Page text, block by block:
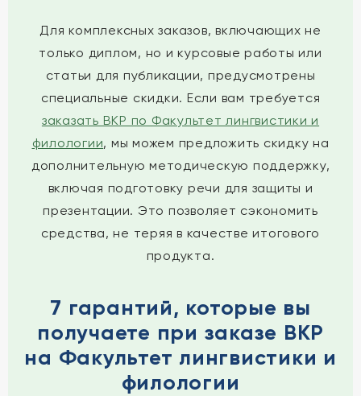
Для комплексных заказов, включающих не
только диплом, но и курсовые работы или
статьи для публикации, предусмотрены
специальные скидки. Если вам требуется
заказать ВКР по Факультет лингвистики и
филологии, мы можем предложить скидку на
дополнительную методическую поддержку,
включая подготовку речи для защиты и
презентации. Это позволяет сэкономить
средства, не теряя в качестве итогового
продукта.
7 гарантий, которые вы
получаете при заказе ВКР
на Факультет лингвистики и
филологии